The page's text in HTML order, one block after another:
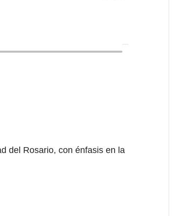
del Rosario, con énfasis en la